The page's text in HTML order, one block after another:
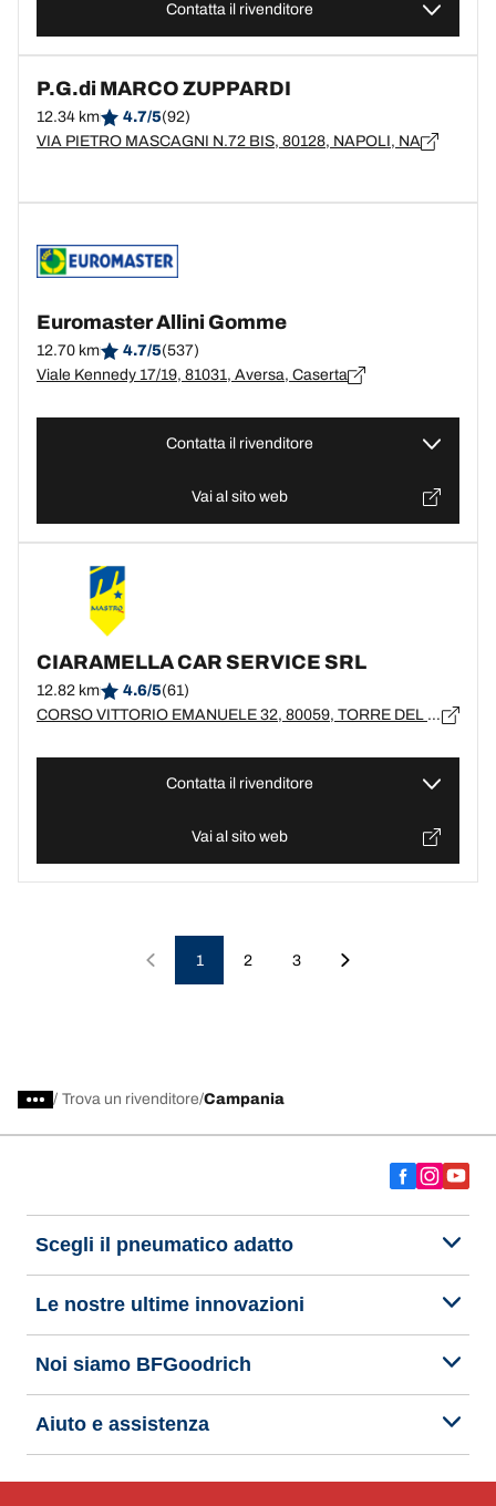
Contatta il rivenditore
P.G.di MARCO ZUPPARDI
12.34 km 4.7/5(92)
VIA PIETRO MASCAGNI N.72 BIS, 80128, NAPOLI, NA
Euromaster Allini Gomme
12.70 km 4.7/5(537)
Viale Kennedy 17/19, 81031, Aversa, Caserta
Contatta il rivenditore
Vai al sito web
CIARAMELLA CAR SERVICE SRL
12.82 km 4.6/5(61)
CORSO VITTORIO EMANUELE 32, 80059, TORRE DEL GRECO, NA
Contatta il rivenditore
Vai al sito web
1 2 3
/ Trova un rivenditore Campania
Scegli il pneumatico adatto
Le nostre ultime innovazioni
Noi siamo BFGoodrich
Aiuto e assistenza